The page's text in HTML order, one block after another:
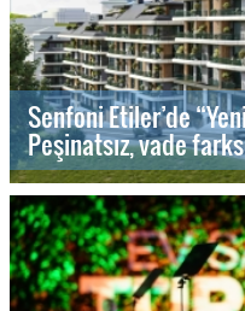
Senfoni Etiler’de
Peşinatsız, vade